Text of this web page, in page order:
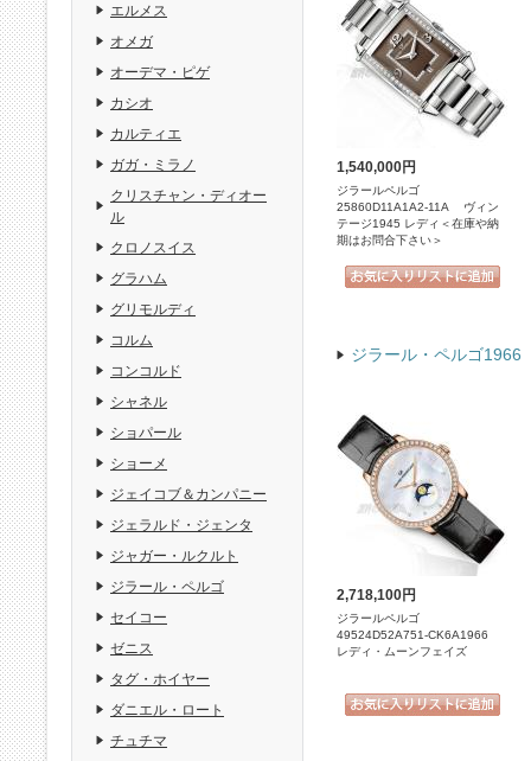
1,540,000円
ジラールペルゴ
25860D11A1A2-11A ヴィン
テージ1945 レディ＜在庫や納
期はお問合下さい＞
ジラール・ペルゴ1966
2,718,100円
ジラールペルゴ
49524D52A751-CK6A1966
レディ・ムーンフェイズ
エルメス
オメガ
オーデマ・ピゲ
カシオ
カルティエ
ガガ・ミラノ
クリスチャン・ディオー
ル
クロノスイス
グラハム
グリモルディ
コルム
コンコルド
シャネル
ショパール
ショーメ
ジェイコブ＆カンパニー
ジェラルド・ジェンタ
ジャガー・ルクルト
ジラール・ペルゴ
セイコー
ゼニス
タグ・ホイヤー
ダニエル・ロート
チュチマ